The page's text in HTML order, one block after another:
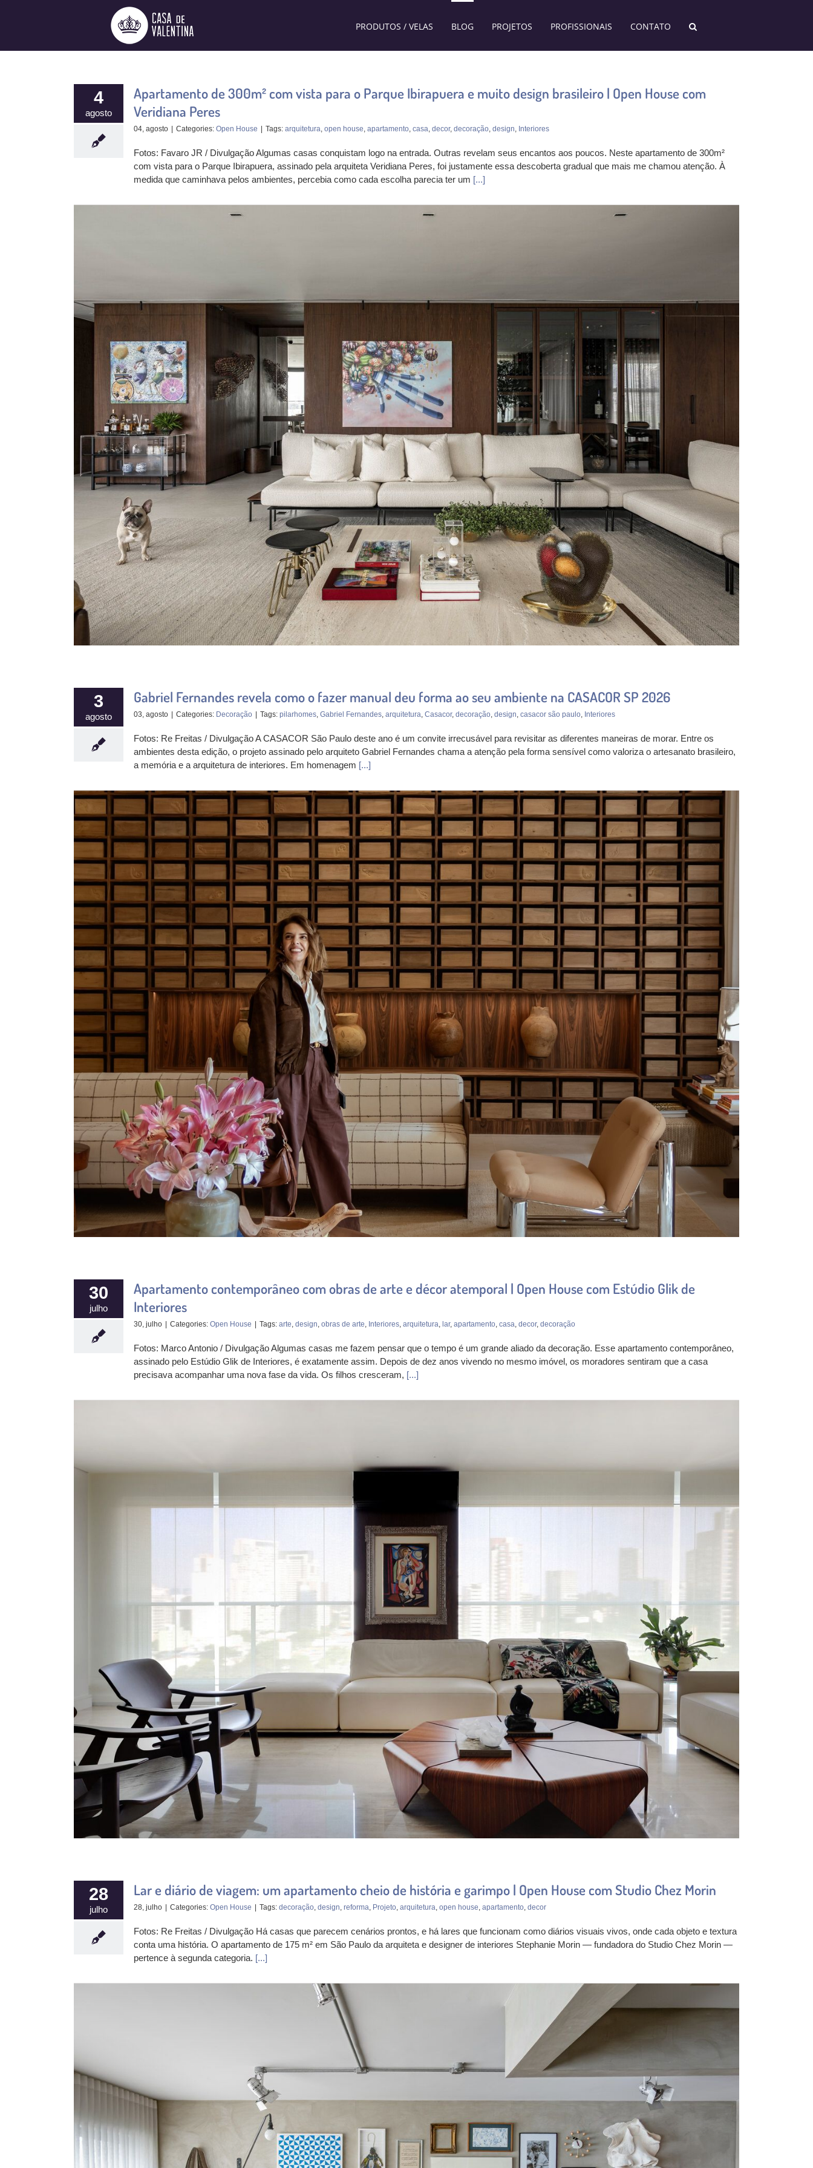
PRODUTOS / VELAS BLOG PROJETOS PROFISSIONAIS CONTATO
4
agosto
Apartamento de 300m² com vista para o Parque Ibirapuera e muito design brasileiro | Open House com
Veridiana Peres
04, agosto Categories: Open House Tags: arquitetura, open house, apartamento, casa, decor, decoração, design, Interiores
Fotos: Favaro JR / Divulgação Algumas casas conquistam logo na entrada. Outras revelam seus encantos aos poucos. Neste apartamento de 300m²
com vista para o Parque Ibirapuera, assinado pela arquiteta Veridiana Peres, foi justamente essa descoberta gradual que mais me chamou atenção. À
medida que caminhava pelos ambientes, percebia como cada escolha parecia ter um [...]
3
agosto
Gabriel Fernandes revela como o fazer manual deu forma ao seu ambiente na CASACOR SP 2026
03, agosto Categories: Decoração Tags: pilarhomes, Gabriel Fernandes, arquitetura, Casacor, decoração, design, casacor são paulo, Interiores
Fotos: Re Freitas / Divulgação A CASACOR São Paulo deste ano é um convite irrecusável para revisitar as diferentes maneiras de morar. Entre os
ambientes desta edição, o projeto assinado pelo arquiteto Gabriel Fernandes chama a atenção pela forma sensível como valoriza o artesanato brasileiro,
a memória e a arquitetura de interiores. Em homenagem [...]
30
julho
Apartamento contemporâneo com obras de arte e décor atemporal | Open House com Estúdio Glik de
Interiores
30, julho | Categories: Open House | Tags: arte design obras de arte Interiores arquitetura lar, apartamento casa decor, decoração
Fotos: Marco Antonio / Divulgação Algumas casas me fazem pensar que o tempo é um grande aliado da decoração. Esse apartamento contemporâneo,
assinado pelo Estúdio Glik de Interiores, é exatamente assim. Depois de dez anos vivendo no mesmo imóvel, os moradores sentiram que a casa
precisava acompanhar uma nova fase da vida. Os filhos cresceram, [...]
28
julho
Lar e diário de viagem: um apartamento cheio de história e garimpo | Open House com Studio Chez Morin
28, julho Categories: Open House Tags: decoração, design, reforma, Projeto, arquitetura, open house, apartamento, decor
Fotos: Re Freitas / Divulgação Há casas que parecem cenários prontos, e há lares que funcionam como diários visuais vivos, onde cada objeto e textura
conta uma história. O apartamento de 175 m² em São Paulo da arquiteta e designer de interiores Stephanie Morin — fundadora do Studio Chez Morin —
pertence à segunda categoria. [...]